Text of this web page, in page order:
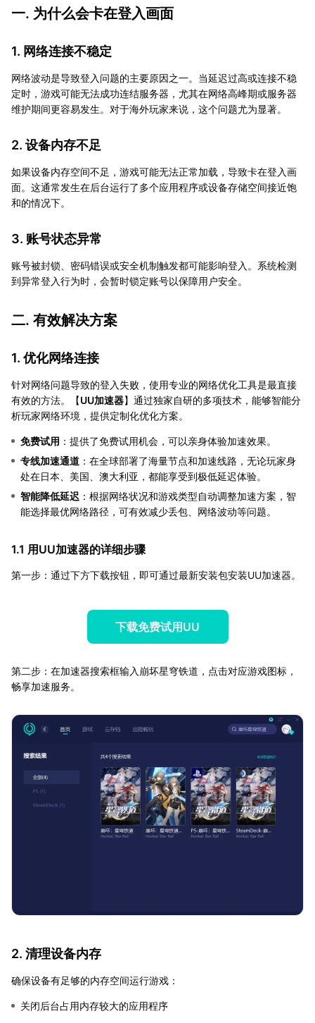
一. 为什么会卡在登入画面
1. 网络连接不稳定
网络波动是导致登入问题的主要原因之一。当延迟过高或连接不稳
定时，游戏可能无法成功连结服务器，尤其在网络高峰期或服务器
维护期间更容易发生。对于海外玩家来说，这个问题尤为显著。
2. 设备内存不足
如果设备内存空间不足，游戏可能无法正常加载，导致卡在登入画
面。这通常发生在后台运行了多个应用程序或设备存储空间接近饱
和的情况下。
3. 账号状态异常
账号被封锁、密码错误或安全机制触发都可能影响登入。系统检测
到异常登入行为时，会暂时锁定账号以保障用户安全。
二. 有效解决方案
1. 优化网络连接
针对网络问题导致的登入失败，使用专业的网络优化工具是最直接
有效的方法。【UU加速器】通过独家自研的多项技术，能够智能分
析玩家网络环境，提供定制化优化方案。
免费试用 ：提供了免费试用机会，可以亲身体验加速效果。
专线加速通道 ：在全球部署了海量节点和加速线路，无论玩家身
处在日本、美国、澳大利亚，都能享受到极低延迟体验。
智能降低延迟 ：根据网络状况和游戏类型自动调整加速方案，智
能选择最优网络路径，可有效减少丢包、网络波动等问题。
1.1 用UU加速器的详细步骤
第一步：通过下方下载按钮，即可通过最新安装包安装UU加速器。
下载免费试用UU
第二步：在加速器搜索框输入崩坏星穹铁道，点击对应游戏图标，
畅享加速服务。
2. 清理设备内存
确保设备有足够的内存空间运行游戏：
关闭后台占用内存较大的应用程序